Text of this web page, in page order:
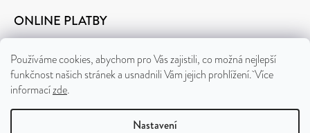
Používáme cookies, abychom pro Vás zajistili, co možná nejlepší
funkčnost našich stránek a usnadnili Vám jejich prohlížení. Více
informacízde.
Nastavení
ONLINE PLATBY